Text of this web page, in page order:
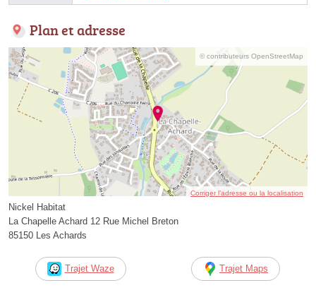
Plan et adresse
© contributeurs OpenStreetMap
Corriger l’adresse ou la localisation
Nickel Habitat
La Chapelle Achard 12 Rue Michel Breton
85150 Les Achards
Trajet Waze Trajet Maps